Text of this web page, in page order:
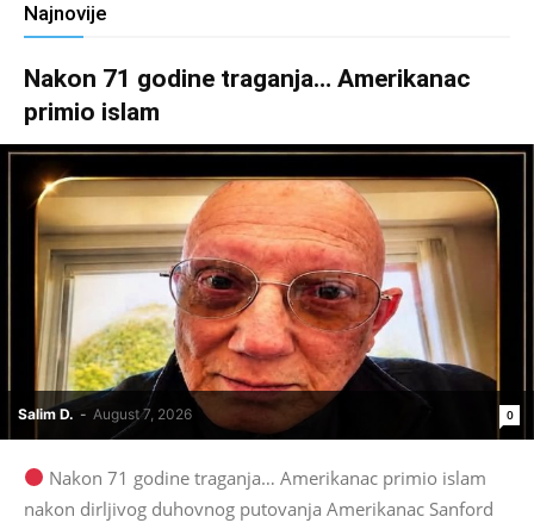
Najnovije
Nakon 71 godine traganja… Amerikanac
primio islam
Salim D. - August 7, 2026 0
Nakon 71 godine traganja… Amerikanac primio islam
nakon dirljivog duhovnog putovanja Amerikanac Sanford